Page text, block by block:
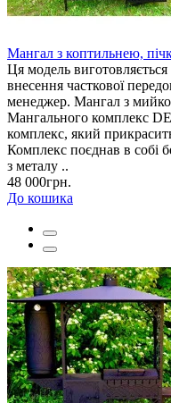
Мангал з коптильнею,
Ця модель
внесення часткової
менеджер. Мангал з
Мангального комплекс
комплекс, який
Комплекс поєднав в собі
з металу ..
48 000грн.
До кошика